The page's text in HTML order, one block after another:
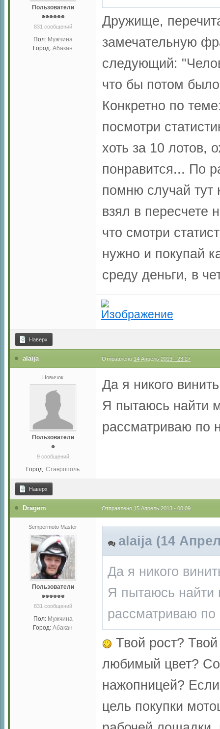
Пользователи
831 сообщений
Пол: Мужчина
Город: Абакан
Дружище,
замечательную
следующий:
что бы потом
Конкретно по
посмотри
хоть за 10 лотов,
понравится... По
помню случай тут
взял в пересчете
что смотри
нужно и покупай
среду деньги, в
Наверх
alaija Отправлено 14 Апрель 2013 - 23:27
Новичок
Пользователи
9 сообщений
Город: Ставрополь
Да я никого
Я пытаюсь найти
рассматриваю по
Наверх
Dragem Отправлено 15 Апрель 2013 - 00:09
Sempermoto Master
Пользователи
831 сообщений
Пол: Мужчина
Город: Абакан
alaija (14
Да я никого
Я пытаюсь найти
рассматриваю
Твой рост?
любимый цвет?
нажопницей?
цель покупки